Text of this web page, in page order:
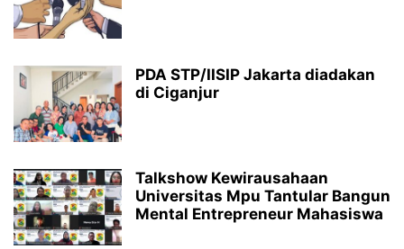
PDA STP/IISIP Jakarta diadakan
di Ciganjur
Talkshow Kewirausahaan
Universitas Mpu Tantular Bangun
Mental Entrepreneur Mahasiswa